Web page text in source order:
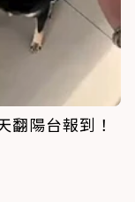
翻陽台報到！